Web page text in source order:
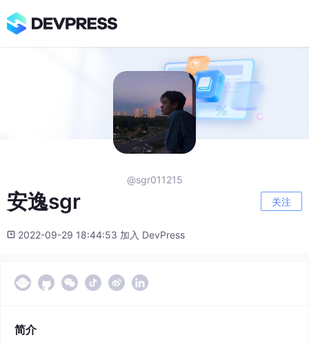
@sgr011215
安逸sgr 关注
2022-09-29 18:44:53 加入 DevPress
简介